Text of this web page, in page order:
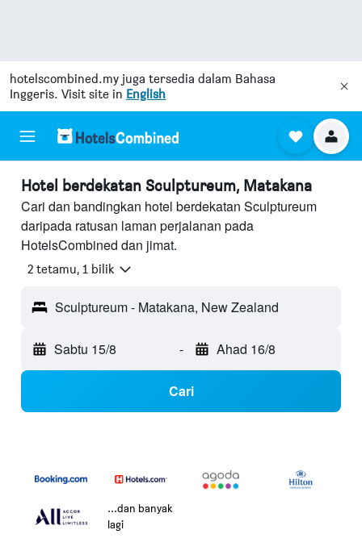
hotelscombined.my juga tersedia dalam Bahasa
Inggeris. Visit site in English
Hotel berdekatan Sculptureum, Matakana
Cari dan bandingkan hotel berdekatan Sculptureum
daripada ratusan laman perjalanan pada
HotelsCombined dan jimat.
2 tetamu, 1 bilik
Sculptureum - Matakana, New Zealand
Sabtu 15/8 - Ahad 16/8
Cari
...dan banyak
lagi